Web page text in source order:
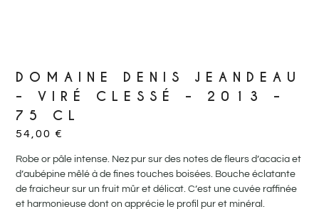
DOMAINE DENIS JEANDEAU
– VIRÉ CLESSÉ – 2013 –
75 CL
54,00€
Robe or pâle intense. Nez pur sur des notes de fleurs d’acacia et
d’aubépine mêlé à de fines touches boisées. Bouche éclatante
de fraicheur sur un fruit mûr et délicat. C’est une cuvée raffinée
et harmonieuse dont on apprécie le profil pur et minéral.